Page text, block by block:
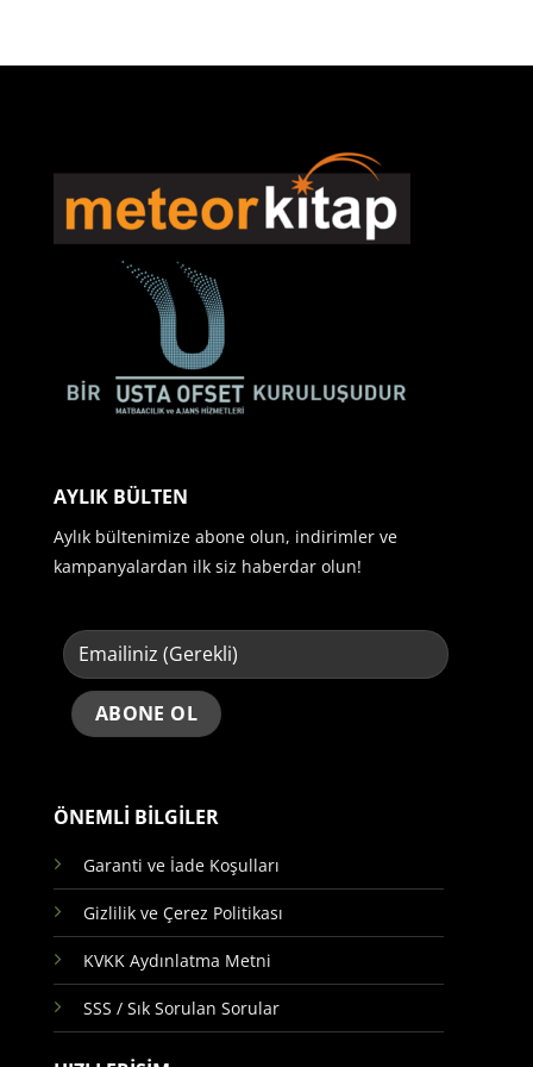
ÖNEMLİ BİLGİLER
Garanti ve İade Koşulları
Gizlilik ve Çerez Politikası
KVKK Aydınlatma Metni
SSS / Sık Sorulan Sorular
AYLIK BÜLTEN
Aylık bültenimize abone olun, indirimler ve
kampanyalardan ilk siz haberdar olun!